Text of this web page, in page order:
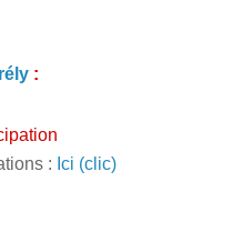
:
: Ici (clic)